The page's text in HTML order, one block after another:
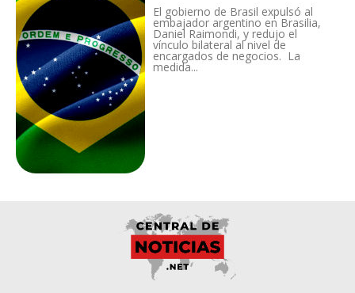
El gobierno de Brasil expulsó al
embajador argentino en Brasilia,
Daniel Raimondi, y redujo el
vínculo bilateral al nivel de
encargados de negocios. La
medida...